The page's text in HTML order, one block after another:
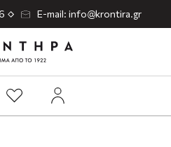
E-mail: info@krontira.gr